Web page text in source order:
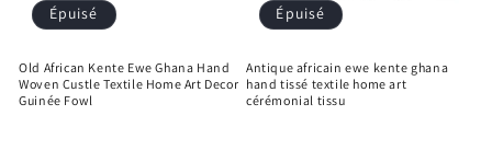
Épuisé
Old African Kente Ewe Ghana Hand
Woven Custle Textile Home Art Decor
Guinée Fowl
Épuisé
Antique africain ewe kente ghana
hand tissé textile home art
cérémonial tissu